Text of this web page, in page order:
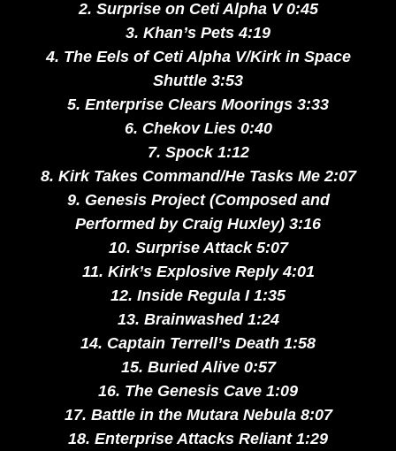
2. Surprise on Ceti Alpha V 0:45
3. Khan’s Pets 4:19
4. The Eels of Ceti Alpha V/Kirk in Space
Shuttle 3:53
5. Enterprise Clears Moorings 3:33
6. Chekov Lies 0:40
7. Spock 1:12
8. Kirk Takes Command/He Tasks Me 2:07
9. Genesis Project (Composed and
Performed by Craig Huxley) 3:16
10. Surprise Attack 5:07
11. Kirk’s Explosive Reply 4:01
12. Inside Regula I 1:35
13. Brainwashed 1:24
14. Captain Terrell’s Death 1:58
15. Buried Alive 0:57
16. The Genesis Cave 1:09
17. Battle in the Mutara Nebula 8:07
18. Enterprise Attacks Reliant 1:29